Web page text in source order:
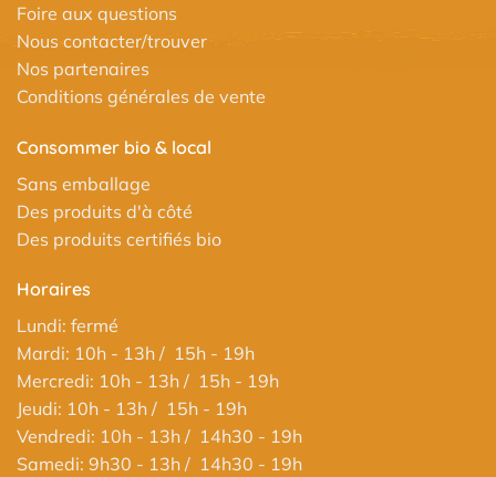
Foire aux questions
Nous contacter/trouver
Nos partenaires
Conditions générales de vente
Consommer bio & local
Sans emballage
Des produits d'à côté
Des produits certifiés bio
Horaires
Lundi: fermé
Mardi: 10h - 13h / 15h - 19h
Mercredi: 10h - 13h / 15h - 19h
Jeudi: 10h - 13h / 15h - 19h
Vendredi: 10h - 13h / 14h30 - 19h
Samedi: 9h30 - 13h / 14h30 - 19h